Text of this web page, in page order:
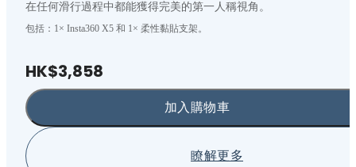
在任何滑行過程中都能獲得完美的第一人稱視角。
包括：1× Insta360 X5 和 1× 柔性黏貼支架。
HK$3,858
瞭解更多
加入購物車